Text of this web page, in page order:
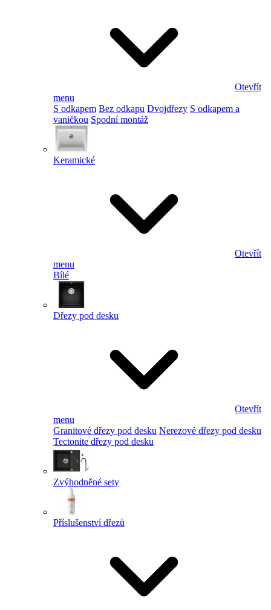
Otevřít
menu
S odkapem Bez odkapu Dvojdřezy S odkapem a
vaničkou Spodní montáž
Keramické
Otevřít
menu
Bílé
Dřezy pod desku
Otevřít
menu
Granitové dřezy pod desku Nerezové dřezy pod desku
Tectonite dřezy pod desku
Zvýhodněné sety
Příslušenství dřezů